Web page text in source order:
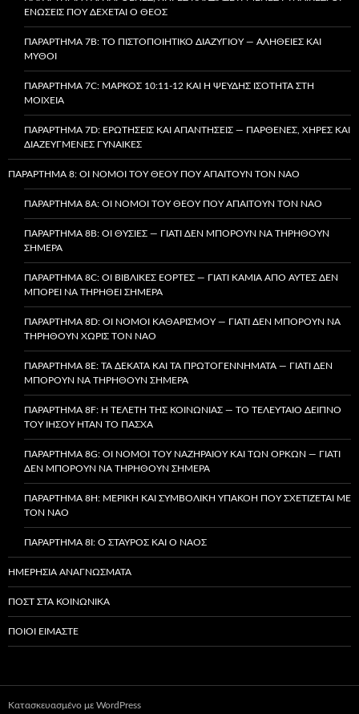
ΕΝΏΣΕΙΣ ΠΟΥ ΔΈΧΕΤΑΙ Ο ΘΕΌΣ
ΠΑΡΆΡΤΗΜΑ 7B: ΤΟ ΠΙΣΤΟΠΟΙΗΤΙΚΌ ΔΙΑΖΥΓΊΟΥ — ΑΛΉΘΕΙΕΣ ΚΑΙ
ΜΎΘΟΙ
ΠΑΡΆΡΤΗΜΑ 7C: ΜΆΡΚΟΣ 10:11-12 ΚΑΙ Η ΨΕΥΔΉΣ ΙΣΌΤΗΤΑ ΣΤΗ
ΜΟΙΧΕΊΑ
ΠΑΡΆΡΤΗΜΑ 7D: ΕΡΩΤΉΣΕΙΣ ΚΑΙ ΑΠΑΝΤΉΣΕΙΣ — ΠΑΡΘΈΝΕΣ, ΧΉΡΕΣ ΚΑΙ
ΔΙΑΖΕΥΓΜΈΝΕΣ ΓΥΝΑΊΚΕΣ
ΠΑΡΆΡΤΗΜΑ 8: ΟΙ ΝΌΜΟΙ ΤΟΥ ΘΕΟΎ ΠΟΥ ΑΠΑΙΤΟΎΝ ΤΟΝ ΝΑΌ
ΠΑΡΆΡΤΗΜΑ 8A: ΟΙ ΝΌΜΟΙ ΤΟΥ ΘΕΟΎ ΠΟΥ ΑΠΑΙΤΟΎΝ ΤΟΝ ΝΑΌ
ΠΑΡΆΡΤΗΜΑ 8B: ΟΙ ΘΥΣΊΕΣ — ΓΙΑΤΊ ΔΕΝ ΜΠΟΡΟΎΝ ΝΑ ΤΗΡΗΘΟΎΝ
ΣΉΜΕΡΑ
ΠΑΡΆΡΤΗΜΑ 8C: ΟΙ ΒΙΒΛΙΚΈΣ ΕΟΡΤΈΣ — ΓΙΑΤΊ ΚΑΜΊΑ ΑΠΌ ΑΥΤΈΣ ΔΕΝ
ΜΠΟΡΕΊ ΝΑ ΤΗΡΗΘΕΊ ΣΉΜΕΡΑ
ΠΑΡΆΡΤΗΜΑ 8D: ΟΙ ΝΌΜΟΙ ΚΑΘΑΡΙΣΜΟΎ — ΓΙΑΤΊ ΔΕΝ ΜΠΟΡΟΎΝ ΝΑ
ΤΗΡΗΘΟΎΝ ΧΩΡΊΣ ΤΟΝ ΝΑΌ
ΠΑΡΆΡΤΗΜΑ 8E: ΤΑ ΔΈΚΑΤΑ ΚΑΙ ΤΑ ΠΡΩΤΟΓΕΝΝΉΜΑΤΑ — ΓΙΑΤΊ ΔΕΝ
ΜΠΟΡΟΎΝ ΝΑ ΤΗΡΗΘΟΎΝ ΣΉΜΕΡΑ
ΠΑΡΆΡΤΗΜΑ 8F: Η ΤΕΛΕΤΉ ΤΗΣ ΚΟΙΝΩΝΊΑΣ — ΤΟ ΤΕΛΕΥΤΑΊΟ ΔΕΊΠΝΟ
ΤΟΥ ΙΗΣΟΎ ΉΤΑΝ ΤΟ ΠΆΣΧΑ
ΠΑΡΆΡΤΗΜΑ 8G: ΟΙ ΝΌΜΟΙ ΤΟΥ ΝΑΖΗΡΑΊΟΥ ΚΑΙ ΤΩΝ ΌΡΚΩΝ — ΓΙΑΤΊ
ΔΕΝ ΜΠΟΡΟΎΝ ΝΑ ΤΗΡΗΘΟΎΝ ΣΉΜΕΡΑ
ΠΑΡΆΡΤΗΜΑ 8H: ΜΕΡΙΚΉ ΚΑΙ ΣΥΜΒΟΛΙΚΉ ΥΠΑΚΟΉ ΠΟΥ ΣΧΕΤΊΖΕΤΑΙ ΜΕ
ΤΟΝ ΝΑΌ
ΠΑΡΆΡΤΗΜΑ 8I: Ο ΣΤΑΥΡΌΣ ΚΑΙ Ο ΝΑΌΣ
ΗΜΕΡΉΣΙΑ ΑΝΑΓΝΏΣΜΑΤΑ
ΠΟΣΤ ΣΤΑ ΚΟΙΝΩΝΙΚΆ
ΠΟΙΟΙ ΕΊΜΑΣΤΕ
Κατασκευασμένο με WordPress